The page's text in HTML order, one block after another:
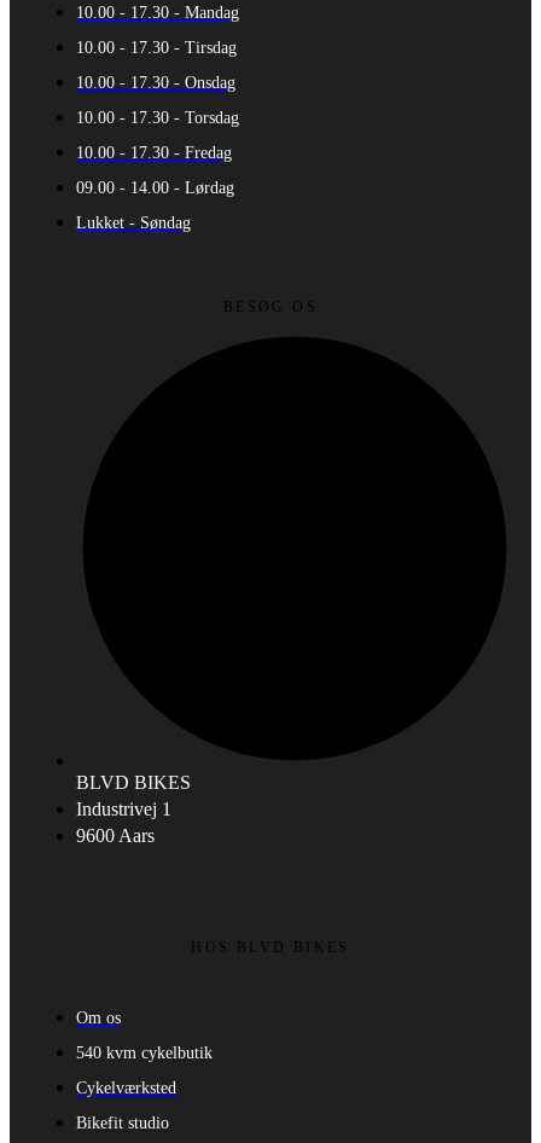
10.00 - 17.30 - Mandag
10.00 - 17.30 - Tirsdag
10.00 - 17.30 - Onsdag
10.00 - 17.30 - Torsdag
10.00 - 17.30 - Fredag
09.00 - 14.00 - Lørdag
Lukket - Søndag
BESØG OS
BLVD BIKES
Industrivej 1
9600 Aars
HOS BLVD BIKES
Om os
540 kvm cykelbutik
Cykelværksted
Bikefit studio